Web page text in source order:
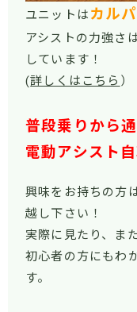
ユニットは カル
アシストの力強さ
しています！
(詳しくはこちら ）
普段乗りから
電動アシスト
興味をお持ちの方
越し下さい！
実際に見たり、ま
初心者の方にもわ
す。